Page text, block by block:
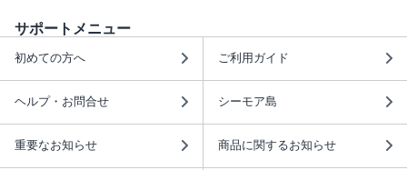
サポートメニュー
初めての方へ ご利用ガイド
ヘルプ・お問合せ シーモア島
重要なお知らせ 商品に関するお知らせ